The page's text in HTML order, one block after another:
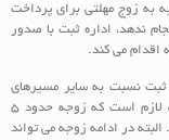
به زوج مهلتی برای پرداخت
ندهد، اداره ثبت با صدور
اقدام می کند.
ثبت نسبت به سایر مسیرهای
قضایی و حقوقی هزینه بر است. برای صدور این اجراییه لازم است که زوجه حدود 5
در ادامه زوجه می تواند